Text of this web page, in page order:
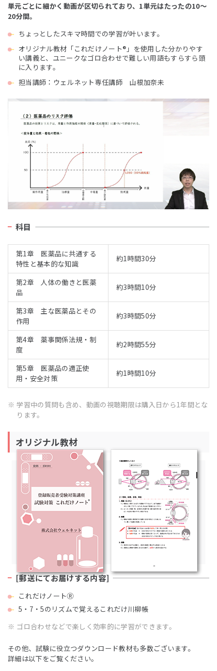
単元ごとに細かく動画が区切られており、1単元はたったの10～
20分間。
ちょっとしたスキマ時間での学習が叶います。
オリジナル教材「これだけノート®」を使用した分かりやす
い講義と、ユニークなゴロ合わせで難しい用語もすらすら頭
に入ります。
担当講師：ウェルネット専任講師 山根加奈未
科目
第1章 医薬品に共通する
特性と基本的な知識
約1時間30分
第2章 人体の働きと医薬
品
約3時間10分
第3章 主な医薬品とその
作用
約3時間50分
第4章 薬事関係法規・制
度
約2時間55分
第5章 医薬品の適正使
用・安全対策
約1時間10分
※ 学習中の質問も含め、動画の視聴期限は購入日から1年間とな
ります。
オリジナル教材
[郵送にてお届けする内容]
これだけノートⓇ
5・7・5のリズムで覚えるこれだけ川柳帳
※ ゴロ合わせなどで楽しく効率的に学習ができます。
その他、試験に役立つダウンロード教材も多数ございます。
詳細は以下をご覧ください。